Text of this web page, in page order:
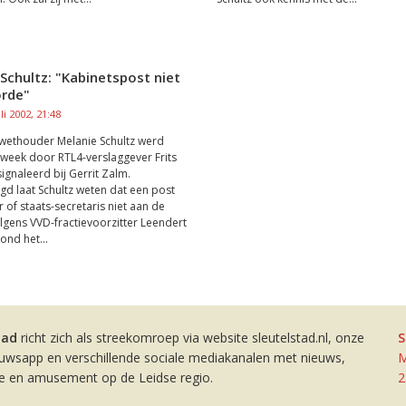
"Kabinetspost niet
2002, 21:48
Melanie Schultz werd
door RTL4-verslaggever Frits
bij Gerrit Zalm.
laat Schultz weten dat een post
of staats-secretaris niet aan de
VVD-fractievoorzitter Leendert
het...
richt zich als streekomroep via website sleutelstad.nl, onze
en verschillende sociale mediakanalen met nieuws,
en amusement op de Leidse regio.